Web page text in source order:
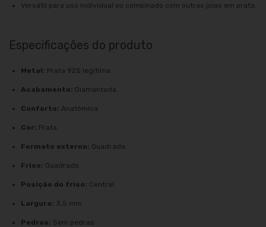
Versátil para uso individual ou combinado com outras joias em prata.
Especificações do produto
Metal: Prata 925 legítima
Acabamento: Diamantada
Conforto: Anatômica
Cor: Prata
Formato externo: Quadrada
Friso: Quadrado
Posição do friso: Central
Largura: 3,5 mm
Pedras: Sem pedras